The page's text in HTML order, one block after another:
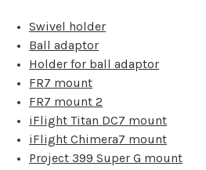
Swivel holder
Ball adaptor
Holder for ball adaptor
FR7 mount
FR7 mount 2
iFlight Titan DC7 mount
iFlight Chimera7 mount
Project 399 Super G mount